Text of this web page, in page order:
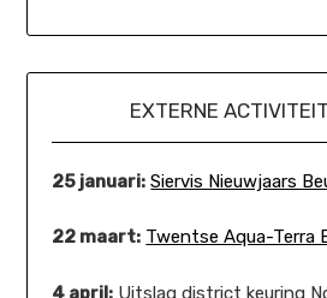
EXTERNE
25 januari: Siervis Nieuwjaars
22 maart: Twentse Aqua-Terra
4 april: Uitslag district keuring